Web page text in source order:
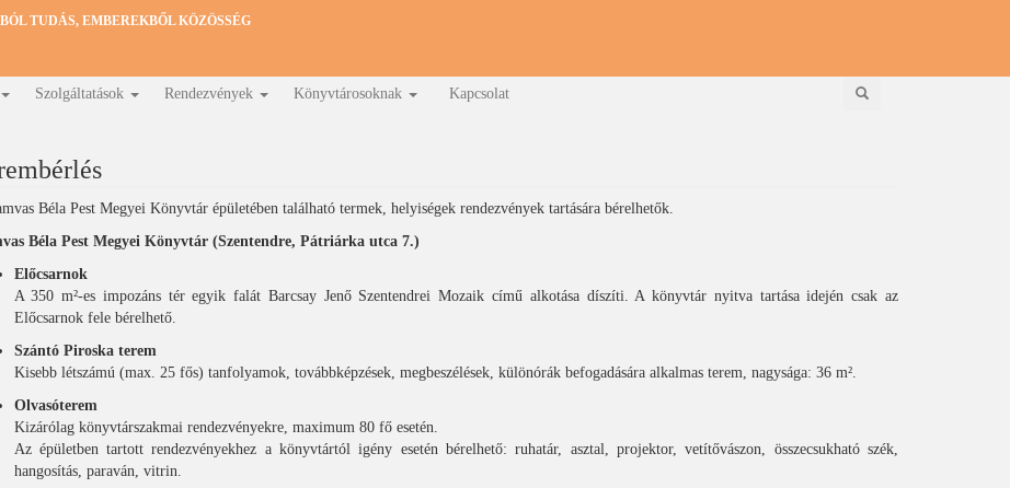
TUDÁS, EMBEREKBŐL KÖZÖSSÉG
Szolgáltatások Rendezvények Könyvtárosoknak Kapcsolat Keresés
Béla Pest Megyei Könyvtár épületében található termek, helyiségek rendezvények tartására bérelhetők.
Béla Pest Megyei Könyvtár (Szentendre, Pátriárka utca 7.)
Előcsarnok
A 350 m²-es impozáns tér egyik falát Barcsay Jenő Szentendrei Mozaik című alkotása díszíti. A könyvtár nyitva tartása idején csak az
Előcsarnok fele bérelhető.
Szántó Piroska terem
Kisebb létszámú (max. 25 fős) tanfolyamok, továbbképzések, megbeszélések, különórák befogadására alkalmas terem, nagysága: 36 m².
Olvasóterem
Kizárólag könyvtárszakmai rendezvényekre, maximum 80 fő esetén.
Az épületben tartott rendezvényekhez a könyvtártól igény esetén bérelhető: ruhatár, asztal, projektor, vetítővászon, összecsukható szék,
hangosítás, paraván, vitrin.